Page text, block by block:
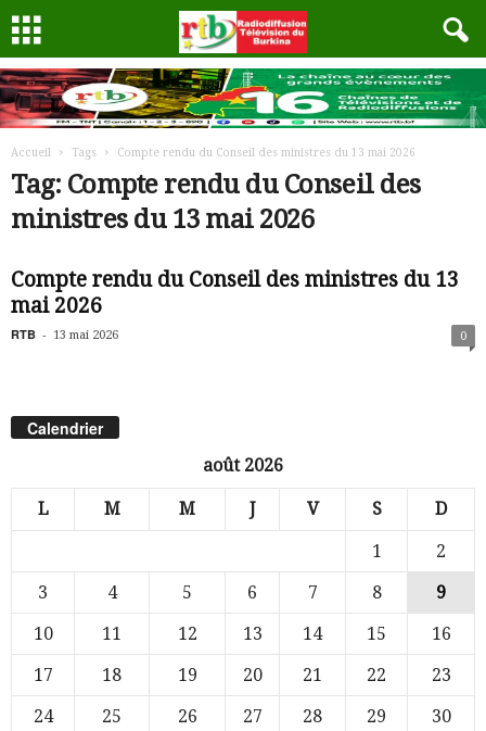
Accueil Tags Compte rendu du Conseil des ministres du 13 mai 2026
Tag: Compte rendu du Conseil des
ministres du 13 mai 2026
Compte rendu du Conseil des ministres du 13
mai 2026
RTB - 13 mai 2026 0
Calendrier
août 2026
L M M J V S D
1
2
3
4 5 6 7 8
9
10
11 12 13 14 15
16
17
18 19 20 21 22
23
24
25 26 27 28 29
30